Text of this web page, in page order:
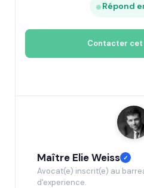
Répond
Contacter
Maître Elie Weiss ✓
Avocat(e) inscrit(e) au
d'experience.